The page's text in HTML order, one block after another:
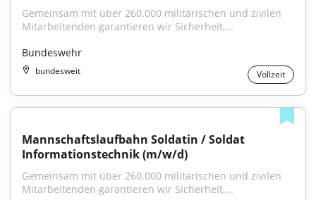
Gemeinsam mit über 260.000 militärischen und zivilen
Mitarbeitenden garantieren wir Sicherheit,...
Bundeswehr
bundesweit Vollzeit
Mannschaftslaufbahn Soldatin / Soldat
Informationstechnik (m/w/d)
Gemeinsam mit über 260.000 militärischen und zivilen
Mitarbeitenden garantieren wir Sicherheit,...